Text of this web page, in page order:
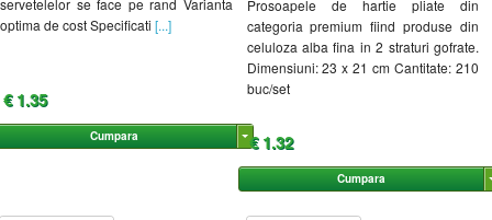
optima de cost Specificati [...]
€ 1.35
Cumpara
Prosoapele de hartie pliate din
categoria premium fiind produse din
celuloza alba fina in 2 straturi gofrate.
Dimensiuni: 23 x 21 cm Cantitate: 210
buc/set
€ 1.32
Cumpara